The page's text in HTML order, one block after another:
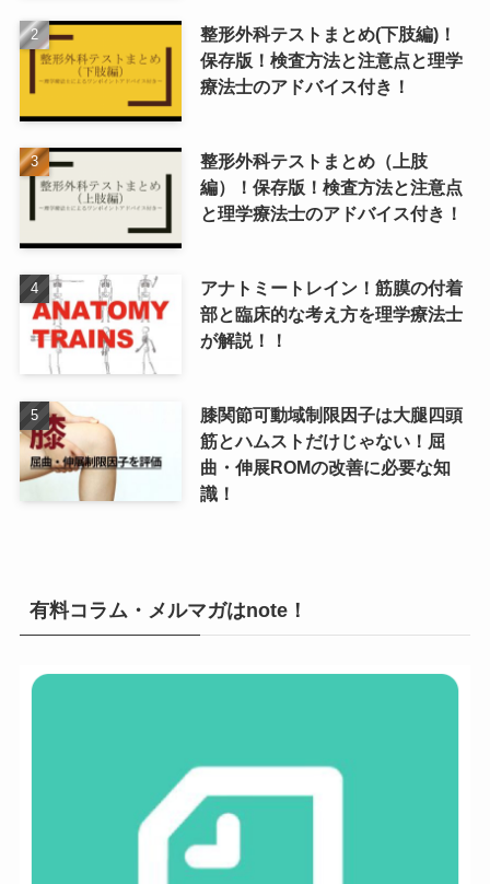
整形外科テストまとめ(下肢編)！
保存版！検査方法と注意点と理学
療法士のアドバイス付き！
整形外科テストまとめ（上肢
編）！保存版！検査方法と注意点
と理学療法士のアドバイス付き！
アナトミートレイン！筋膜の付着
部と臨床的な考え方を理学療法士
が解説！！
膝関節可動域制限因子は大腿四頭
筋とハムストだけじゃない！屈
曲・伸展ROMの改善に必要な知
識！
有料コラム・メルマガはnote！